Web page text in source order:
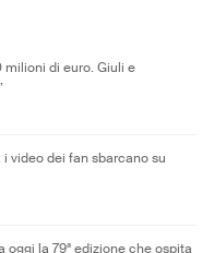
milioni di euro. Giuli e
i video dei fan sbarcano su
oggi la 79ª edizione che ospita